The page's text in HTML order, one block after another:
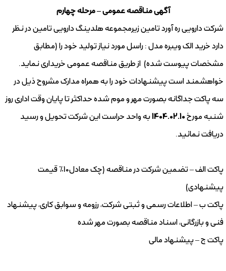
آگهی مناقصه عمومی – مرحله چهارم
شرکت دارویی ره آورد تامین زیرمجموعه هلدینگ دارویی تامین در نظر
دارد خرید الک ویبره مدل : راسل مورد نیاز تولید خود را (مطابق
مشخصات پیوست شده) از طریق مناقصه عمومی خریداری نماید.
خواهشمند است پیشنهادات خود را به همراه مدارک مشروح ذیل در
سه پاکت جداگانه بصورت مهر و موم شده حداکثر تا پایان وقت اداری روز
شنبه مورخ1404.02.10به واحد حراست این شرکت تحویل و رسید
دریافت نمائید.
پاکت الف – تضمین شرکت در مناقصه (چک معادل10% قیمت
پیشنهادی)
پاکت ب – اطلاعات رسمی و ثبتی شرکت، رزومه و سوابق کاری، پیشنهاد
فنی و بازرگانی، اسناد مناقصه بصورت مهر شده
پاکت ج – پیشنهاد مالی